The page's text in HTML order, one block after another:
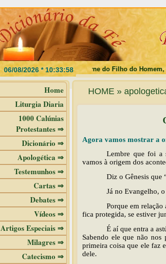
"Se não comerdes a carne do Filho do Homem, e
Home
Liturgia Diaria
1000 Calúnias
Protestantes ⇒
Dicionário ⇒
Apologética ⇒
Testemunhos ⇒
Cartas ⇒
Debates ⇒
Vídeos ⇒
Artigos Especiais ⇒
Milagres ⇒
Catecismo ⇒
HOME »
Agora vamos mostrar a
Lembre que foi a
vamos à origem dos
Diz o Gênesis que
Já no Evangelho,
Porque em
fica protegida, se estiver
É aí que entra a
Sabendo ele que não
primeira coisa que ele faz
dele.